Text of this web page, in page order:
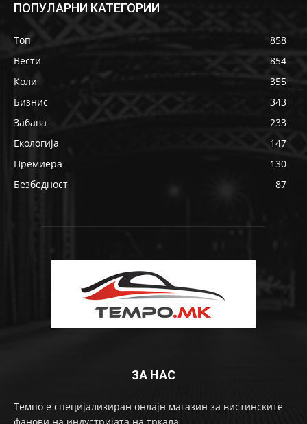
ПОПУЛАРНИ КАТЕГОРИИ
Топ
858
Вести
854
Коли
355
Бизнис
343
Забава
233
Екологија
147
Премиера
130
Безбедност
87
ЗА НАС
Темпо е специјализиран онлајн магазин за вистинските